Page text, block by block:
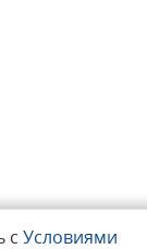
с Условиями